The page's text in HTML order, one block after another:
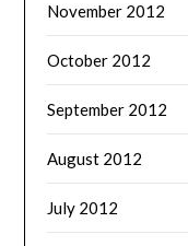
November 2012
October 2012
September 2012
August 2012
July 2012